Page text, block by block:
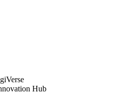
Hub